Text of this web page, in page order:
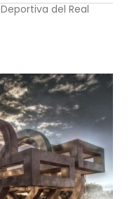
del Real